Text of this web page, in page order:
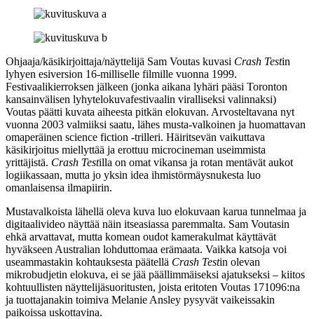
Ohjaaja/käsikirjoittaja/näyttelijä Sam Voutas kuvasi Crash Testin
lyhyen esiversion 16‑milliselle filmille vuonna 1999.
Festivaalikierroksen jälkeen (jonka aikana lyhäri pääsi Toronton
kansainvälisen lyhytelokuvafestivaalin viralliseksi valinnaksi)
Voutas päätti kuvata aiheesta pitkän elokuvan. Arvosteltavana nyt
vuonna 2003 valmiiksi saatu, lähes musta-valkoinen ja huomattavan
omaperäinen science fiction ‑trilleri. Häiritsevän vaikuttava
käsikirjoitus miellyttää ja erottuu microcineman useimmista
yrittäjistä. Crash Testilla on omat vikansa ja rotan mentävät aukot
logiikassaan, mutta jo yksin idea ihmistörmäysnukesta luo
omanlaisensa ilmapiirin.
Mustavalkoista lähellä oleva kuva luo elokuvaan karua tunnelmaa ja
digitaalivideo näyttää näin itseasiassa paremmalta. Sam Voutasin
ehkä arvattavat, mutta komean oudot kamerakulmat käyttävät
hyväkseen Australian lohduttomaa erämaata. Vaikka katsoja voi
useammastakin kohtauksesta päätellä Crash Testin olevan
mikrobudjetin elokuva, ei se jää päällimmäiseksi ajatukseksi – kiitos
kohtuullisten näyttelijäsuoritusten, joista eritoten Voutas 171096:na
ja tuottajanakin toimiva Melanie Ansley pysyvät vaikeissakin
paikoissa uskottavina.